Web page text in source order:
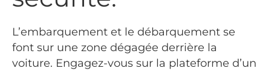
L’embarquement et le débarquement se
font sur une zone dégagée derrière la
voiture. Engagez-vous sur la plateforme d’un